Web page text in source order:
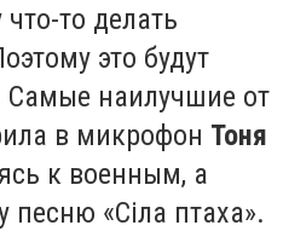
то делать
это будут
Самые наилучшие от
в микрофон Тоня
к военным, а
«Сіла птаха».